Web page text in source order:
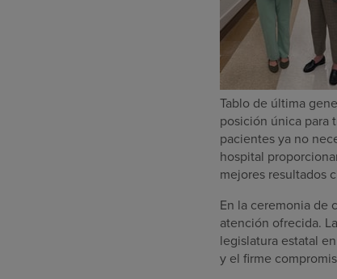
Tablo de última
posición única para
pacientes ya no
hospital
mejores resultados
En la ceremonia de
atención ofrecida.
legislatura estatal
y el firme